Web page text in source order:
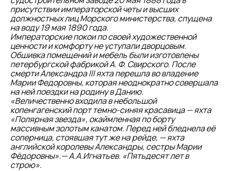
присутствии императорской четы и высших
должностных лиц Морского министерства, спущена
на воду 19 мая 1890 года.
Императорские покои по своей художественной
ценности и комфорту не уступали дворцовым.
Обшивка помещений и мебель были изготовлены
петербургской фабрикой А. Ф. Свирского. После
смерти Александра III яхта перешла во владение
Марии Федоровны, которая неоднократно совершала
на ней поездки на родину в Данию.
«Величественно входила в небольшой
копенгагенский порт темно-синяя красавица — яхта
«Полярная звезда», окаймленная по борту
массивным золотым канатом. Перед ней бледнела её
соперница, стоявшая тут же на рейде, — яхта
английской королевы Александры, сестры Марии
Фёдоровны».— А.А.Игнатьев. «Пятьдесят лет в
строю».